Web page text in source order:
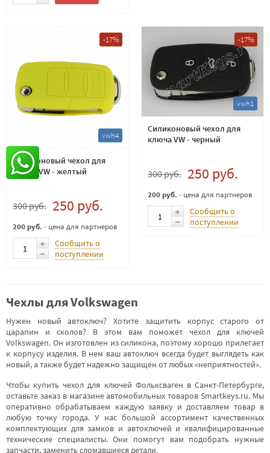
-17%
vwh4
Силиконовый чехол для
ключа VW - желтый
300 руб. 250 руб.
200 руб. - цена для партнеров
Сообщить о
поступлении
-17%
vwh1
Силиконовый чехол для
ключа VW - черный
300 руб. 250 руб.
200 руб. - цена для партнеров
Сообщить о
поступлении
Чехлы для Volkswagen
Нужен новый автоключ? Хотите защитить корпус старого от
царапин и сколов? В этом вам поможет чехол для ключей
Volkswagen. Он изготовлен из силикона, поэтому хорошо прилегает
к корпусу изделия. В нем ваш автоключ всегда будет выглядеть как
новый, а также будет надежно защищен от любых «неприятностей».
Чтобы купить чехол для ключей Фольксваген в Санкт-Петербурге,
оставьте заказ в магазине автомобильных товаров Smartkeys.ru. Мы
оперативно обрабатываем каждую заявку и доставляем товар в
любую точку города. У нас большой ассортимент качественных
комплектующих для замков и автоключей и квалифицированные
технические специалисты. Они помогут вам подобрать нужные
запчасти, заменить сломавшиеся детали.